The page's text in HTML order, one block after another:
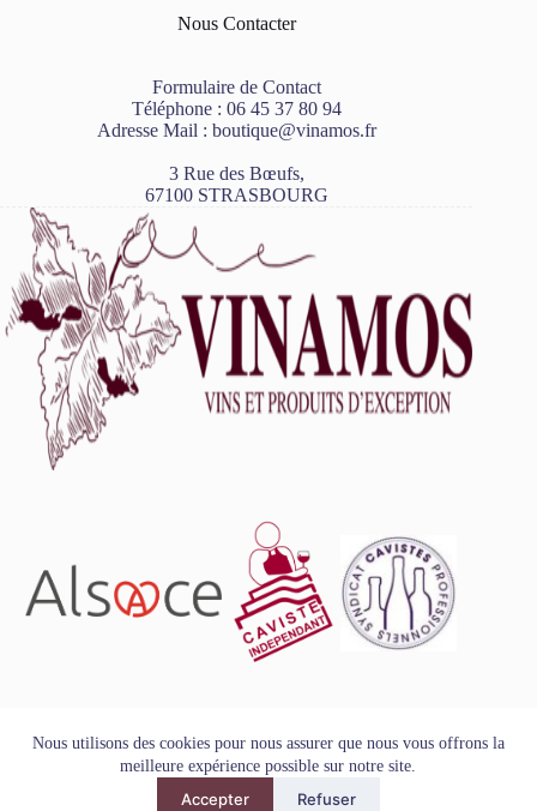
Nous utilisons des cookies pour nous assurer que nous vous offrons la
meilleure expérience possible sur notre site.
Accepter Refuser
Nous Contacter
Formulaire de Contact
Téléphone : 06 45 37 80 94
Adresse Mail : boutique@vinamos.fr
3 Rue des Bœufs,
67100 STRASBOURG
avec modération.
Tous droits réservés - Copyright VINAMOS © 2026